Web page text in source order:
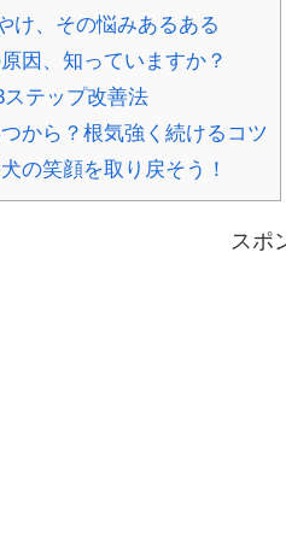
け、その悩みあるある
因、知っていますか？
テップ改善法
から？根気強く続けるコツ
の笑顔を取り戻そう！
スポ